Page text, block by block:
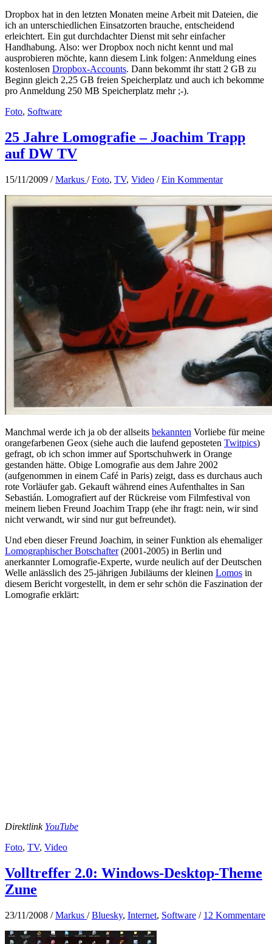
Dropbox hat in den letzten Monaten meine Arbeit mit Dateien, die
ich an unterschiedlichen Einsatzorten brauche, entscheidend
erleichtert. Ein gut durchdachter Dienst mit sehr einfacher
Handhabung. Also: wer Dropbox noch nicht kennt und mal
ausprobieren möchte, kann diesem Link folgen: Anmeldung eines
kostenlosen Dropbox-Accounts. Dann bekommt ihr statt 2 GB zu
Beginn gleich 2,25 GB freien Speicherplatz und auch ich bekomme
pro Anmeldung 250 MB Speicherplatz mehr ;-).
Foto, Software
25 Jahre Lomografie – Joachim Trapp
auf DW TV
15/11/2009 /Markus /Foto, TV, Video /Ein Kommentar
Manchmal werde ich ja ob der allseits bekannten Vorliebe für meine
orangefarbenen Geox (siehe auch die laufend geposteten Twitpics)
gefragt, ob ich schon immer auf Sportschuhwerk in Orange
gestanden hätte. Obige Lomografie aus dem Jahre 2002
(aufgenommen in einem Café in Paris) zeigt, dass es durchaus auch
rote Vorläufer gab. Gekauft während eines Aufenthaltes in San
Sebastián. Lomografiert auf der Rückreise vom Filmfestival von
meinem lieben Freund Joachim Trapp (ehe ihr fragt: nein, wir sind
nicht verwandt, wir sind nur gut befreundet).
Und eben dieser Freund Joachim, in seiner Funktion als ehemaliger
Lomographischer Botschafter(2001-2005) in Berlin und
anerkannter Lomografie-Experte, wurde neulich auf der Deutschen
Welle anlässlich des 25-jährigen Jubiläums der kleinen Lomos in
diesem Bericht vorgestellt, in dem er sehr schön die Faszination der
Lomografie erklärt:
Direktlink YouTube
Foto, TV, Video
Volltreffer 2.0: Windows-Desktop-Theme
Zune
23/11/2008 /Markus /Bluesky, Internet, Software / 12 Kommentare